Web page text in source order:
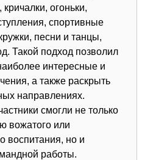
огоньки,
спортивные
песни и танцы,
Такой подход позволил
интересные и
а также раскрыть
направлениях.
смогли не только
вожатого или
воспитания, но и
работы.